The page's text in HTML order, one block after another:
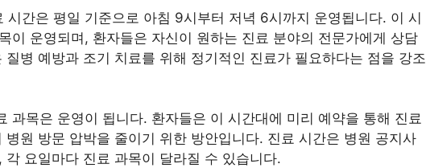
시간은 평일 기준으로 아침 9시부터 저녁 6시까지 운영됩니다. 이 시
이 운영되며, 환자들은 자신이 원하는 진료 분야의 전문가에게 상담
병 예방과 조기 치료를 위해 정기적인 진료가 필요하다는 점을 강조
과목은 운영이 됩니다. 환자들은 이 시간대에 미리 예약을 통해 진료
원 방문 압박을 줄이기 위한 방안입니다. 진료 시간은 병원 공지사
요일마다 진료 과목이 달라질 수 있습니다.